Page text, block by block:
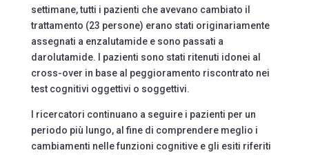
settimane, tutti i pazienti che avevano cambiato il
trattamento (23 persone) erano stati originariamente
assegnati a enzalutamide e sono passati a
darolutamide. I pazienti sono stati ritenuti idonei al
cross-over in base al peggioramento riscontrato nei
test cognitivi oggettivi o soggettivi.
I ricercatori continuano a seguire i pazienti per un
periodo più lungo, al fine di comprendere meglio i
cambiamenti nelle funzioni cognitive e gli esiti riferiti